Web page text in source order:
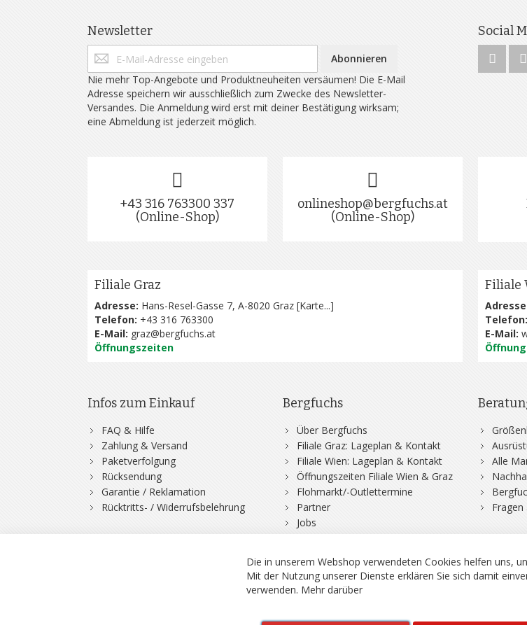
Newsletter
Abonnieren
Nie mehr Top-Angebote und Produktneuheiten versäumen! Die E-Mail
Adresse speichern wir ausschließlich zum Zwecke des Newsletter-
Versandes. Die Anmeldung wird erst mit deiner Bestätigung wirksam;
eine Abmeldung ist jederzeit möglich.
Social
+43 316 763300 337
(Online-Shop)
onlineshop@bergfuchs.at
(Online-Shop)
Filiale Graz
Adresse: Hans-Resel-Gasse 7, A-8020 Graz [Karte...]
Telefon: +43 316 763300
E-Mail: graz@bergfuchs.at
Öffnungszeiten
Filiale
Telefon:
E-Mail:
Infos zum Einkauf
FAQ & Hilfe
Zahlung & Versand
Paketverfolgung
Rücksendung
Garantie / Reklamation
Rücktritts- / Widerrufsbelehrung
Bergfuchs
Über Bergfuchs
Filiale Graz: Lageplan & Kontakt
Filiale Wien: Lageplan & Kontakt
Öffnungszeiten Filiale Wien & Graz
Flohmarkt/-Outlettermine
Partner
Jobs
Alle
Fragen
Die in unserem Webshop verwendeten Cookies helfen uns,
Mit der Nutzung unserer Dienste erklären Sie sich damit
verwenden. Mehr darüber